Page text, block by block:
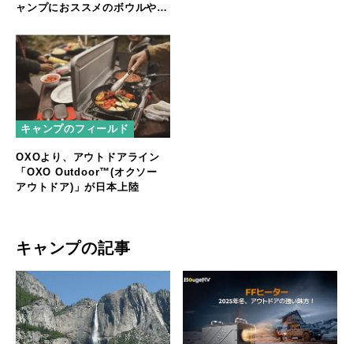
ャンプにおススメのボウルやプ
キャンプのフィールド
OXOより、アウトドアライン
「OXO Outdoor™(オクソー
アウトドア)」が日本上陸
キャンプの記事